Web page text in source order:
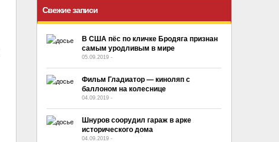
Свежие записи
В США пёс по кличке Бродяга признан
самым уродливым в мире
05.09.2019-
Фильм Гладиатор — киноляп с
баллоном на колеснице
04.09.2019-
Шнуров соорудил гараж в арке
исторического дома
04.09.2019-